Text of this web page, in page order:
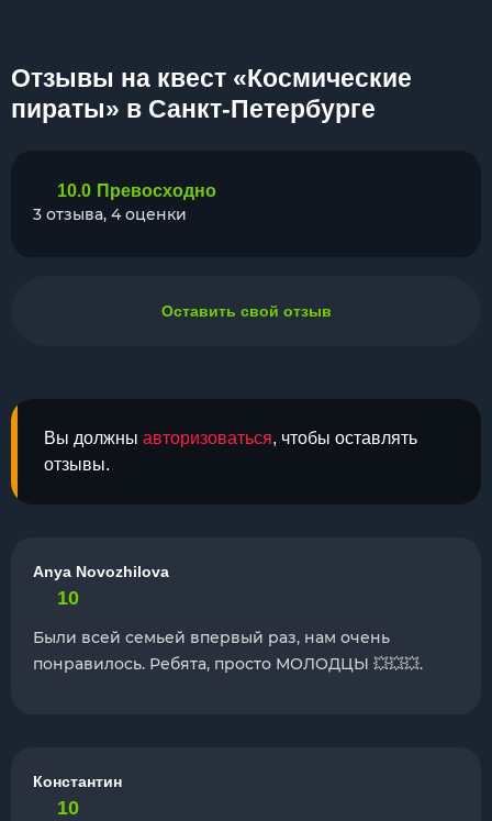
Отзывы на квест «Космические
пираты» в Санкт-Петербурге
Вы должны авторизоваться, чтобы оставлять
отзывы.
Anya Novozhilova
10
Были всей семьей впервый раз, нам очень
понравилось. Ребята, просто МОЛОДЦЫ 💥💥💥.
Константин
10
10.0 Превосходно
3 отзыва, 4 оценки
Оставить свой отзыв